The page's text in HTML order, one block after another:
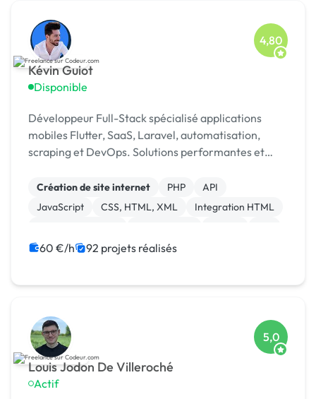
Kévin Guiot
Disponible
4,80
Développeur Full-Stack spécialisé applications
mobiles Flutter, SaaS, Laravel, automatisation,
scraping et DevOps. Solutions performantes et
Création de site internet PHP
API
JavaScript
CSS, HTML, XML
Integration HTML
60 €/h 92 projets réalisés
Louis Jodon De Villeroché
Actif
5,0